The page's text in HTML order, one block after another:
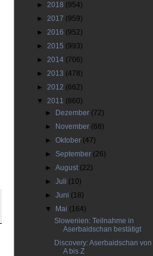
► 2018 (954)
► 2017 (959)
► 2016 (952)
► 2015 (993)
► 2014 (706)
► 2013 (478)
► 2012 (662)
▼ 2011 (860)
►
Dezember (72)
►
November (68)
►Oktober (47)
► September (26)
►August (22)
►Juli (10)
►Juni (18)
▼
Mai (164)
Slowenien: Teilnahme in
Aserbaidschan bestätigt
Discovery: Aserbaidschan von
A bis Z